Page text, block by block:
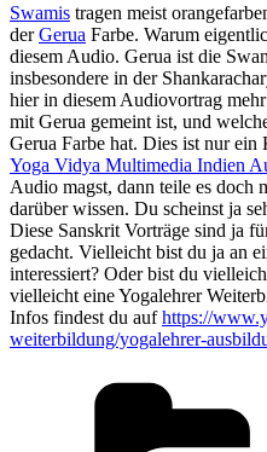
Swamis tragen meist
derGerua Farbe. Warum
diesem Audio. Gerua ist die
insbesondere in der
hier in diesem Audiovortrag
mit Gerua gemeint ist, und
Gerua Farbe hat. Dies ist nur
Yoga Vidya Multimedia Indien
Audio magst, dann teile es doch
darüber wissen. Du scheinst ja
Diese Sanskrit Vorträge sind ja
gedacht. Vielleicht bist du ja an
interessiert? Oder bist du
vielleicht eine Yogalehrer
Infos findest du aufhttps://
weiterbildung/yogalehrer-